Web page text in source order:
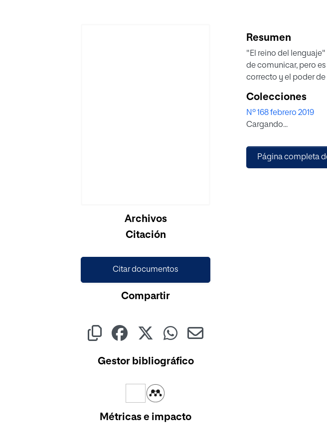
Cargando...Archivos
Citación
Citar documentos
Compartir
Gestor bibliográfico
Métricas e impacto
Resumen
"El reino del
de comunicar, pero
correcto y el poder de
Colecciones
Nº 168 febrero 2019
Cargando...
Página completa